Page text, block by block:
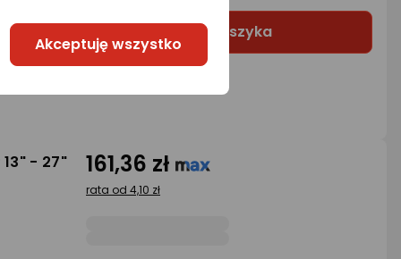
Do koszyka
- 27" 161,36 zł
rata od 4,10 zł
Akceptuję wszystko